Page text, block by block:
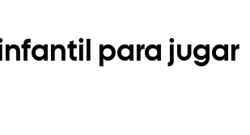
para jugar